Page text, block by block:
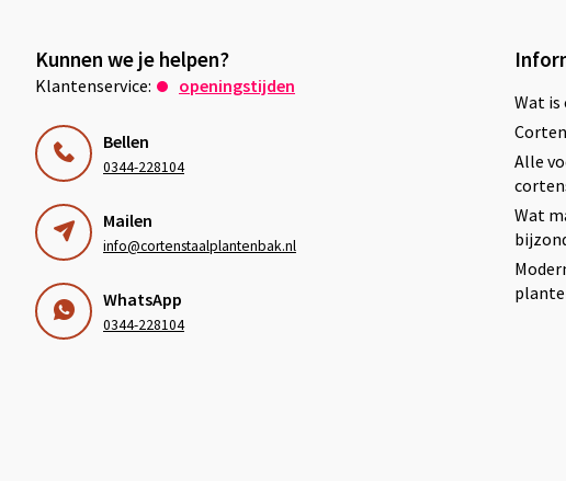
Kunnen we je helpen?
Klantenservice: openingstijden
Bellen
0344-228104
Mailen
info@cortenstaalplantenbak.nl
WhatsApp
0344-228104
Wat
Alle
Wat